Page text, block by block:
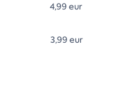
4,99 eur
3,99 eur